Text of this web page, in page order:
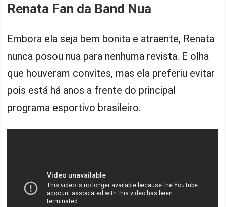
Renata Fan da Band Nua
Embora ela seja bem bonita e atraente, Renata
nunca posou nua para nenhuma revista. E olha
que houveram convites, mas ela preferiu evitar
pois está há anos a frente do principal
programa esportivo brasileiro.